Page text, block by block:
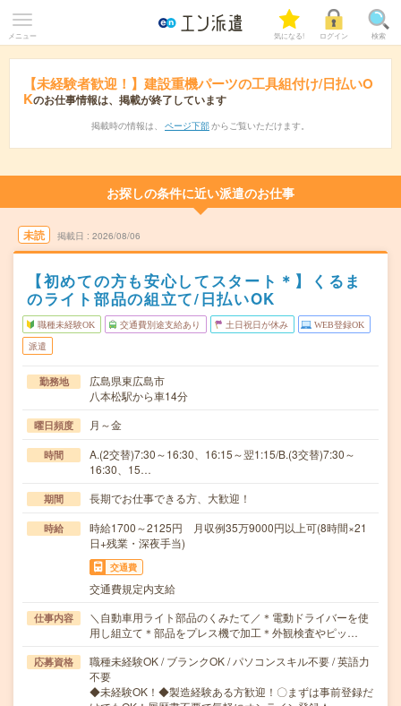
メニュー 気になる! ログイン 検索
【未経験者歓迎！】建設重機パーツの工具組付け/日払いO
Kのお仕事情報は、掲載が終了しています
掲載時の情報は、 ページ下部 からご覧いただけます。
お探しの条件に近い派遣のお仕事
未読 掲載日 2026/08/06
【初めての方も安心してスタート＊】くるま
のライト部品の組立て/日払いOK
職種未経験OK 交通費別途支給あり 土日祝日が休み WEB登録OK
派遣
勤務地
広島県東広島市
八本松駅から車14分
曜日頻度 月～金
時間
A.(2交替)7:30～16:30、16:15～翌1:15/B.(3交替)7:30～
16:30、15…
期間 長期でお仕事できる方、大歓迎！
時給
時給1700～2125円 月収例35万9000円以上可(8時間×21
日+残業・深夜手当)
交通費
交通費規定内支給
仕事内容
＼自動車用ライト部品のくみたて／＊電動ドライバーを使
用し組立て＊部品をプレス機で加工＊外観検査やピッ…
応募資格
職種未経験OK / ブランクOK / パソコンスキル不要 / 英語力
不要
◆未経験OK！◆製造経験ある方歓迎！〇まずは事前登録だ